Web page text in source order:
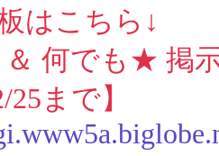
はこちら↓
何でも★ 掲示
25まで】